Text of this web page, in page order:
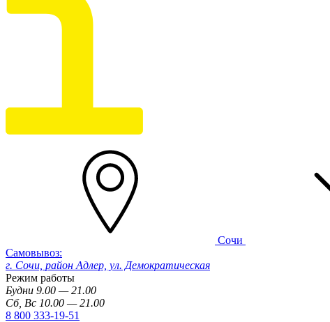
Сочи
Самовывоз:
г. Сочи, район Адлер, ул. Демократическая
Режим работы
Будни 9.00 — 21.00
Сб, Вс 10.00 — 21.00
8 800 333-19-51